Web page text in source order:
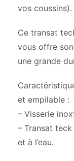
vos coussins).
Ce transat
vous offre
une grande
et empilable :
– Visserie
– Transat
et à l’eau.